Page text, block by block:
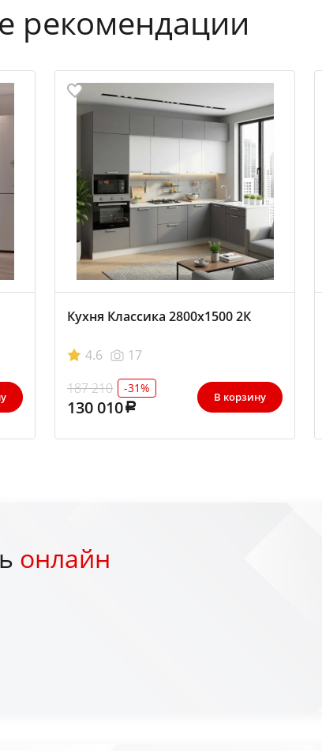
рекомендации
Кухня Классика 2800х1500 2К
4.6
17
187 210
-31%
130 010 В корзину
онлайн